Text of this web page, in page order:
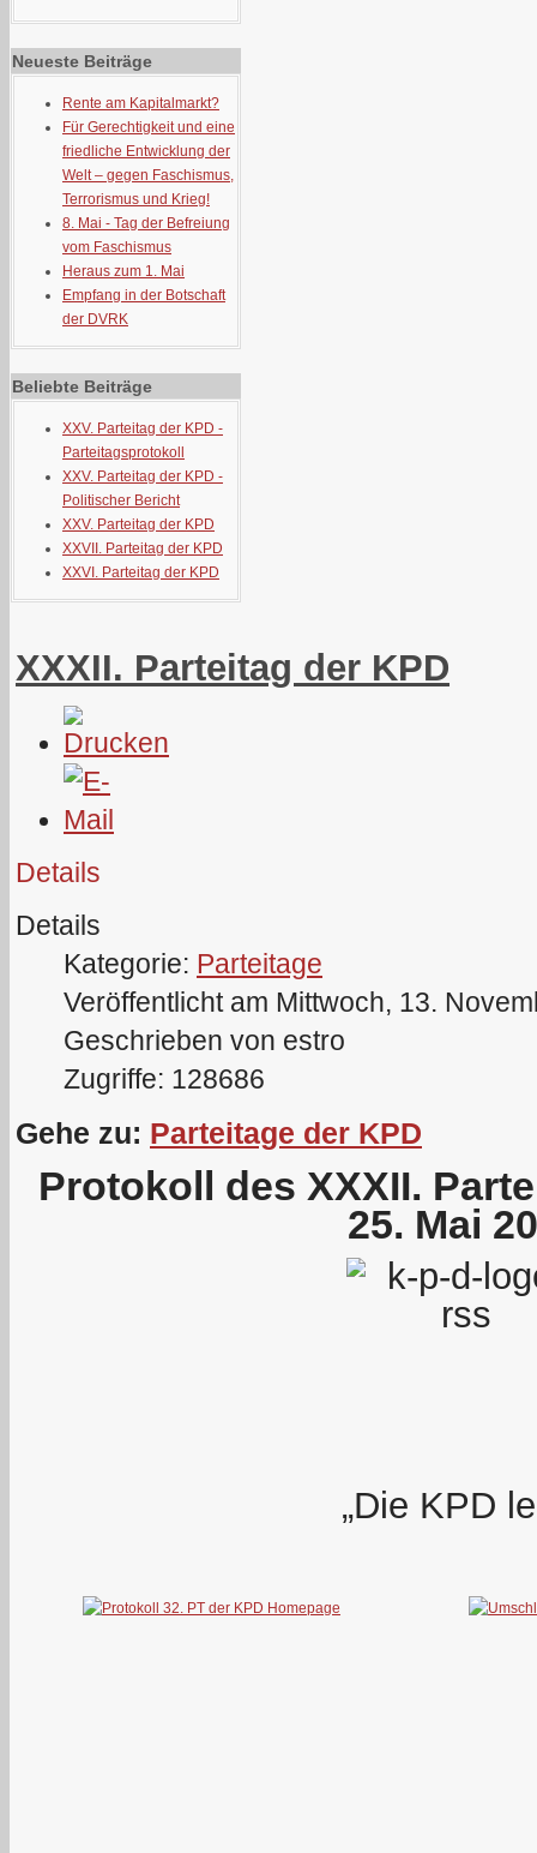
Neueste Beiträge
Rente am Kapitalmarkt?
Für Gerechtigkeit und eine
friedliche Entwicklung der
Welt – gegen Faschismus,
Terrorismus und Krieg!
8. Mai - Tag der Befreiung
vom Faschismus
Heraus zum 1. Mai
Empfang in der Botschaft
der DVRK
Beliebte Beiträge
XXV. Parteitag der KPD -
Parteitagsprotokoll
XXV. Parteitag der KPD -
Politischer Bericht
XXV. Parteitag der KPD
XXVII. Parteitag der KPD
XXVI. Parteitag der KPD
XXXII. Parteitag der KPD
Details
Details
Kategorie: Parteitage
Veröffentlicht am Mittwoch, 13.
Geschrieben von estro
Zugriffe: 128686
Gehe zu: Parteitage der KPD
Protokoll des XXXII.
25. Mai
„Die KPD